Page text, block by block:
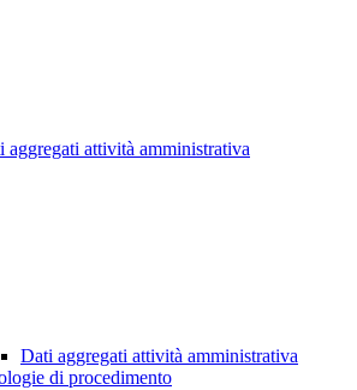
aggregati attività amministrativa
Dati aggregati attività amministrativa
di procedimento